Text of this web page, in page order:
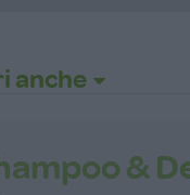
anche
&